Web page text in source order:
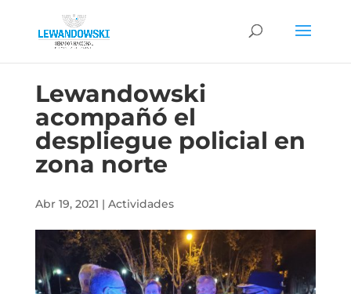
Lewandowski
acompañó el
despliegue policial en
zona norte
Abr 19, 2021 | Actividades